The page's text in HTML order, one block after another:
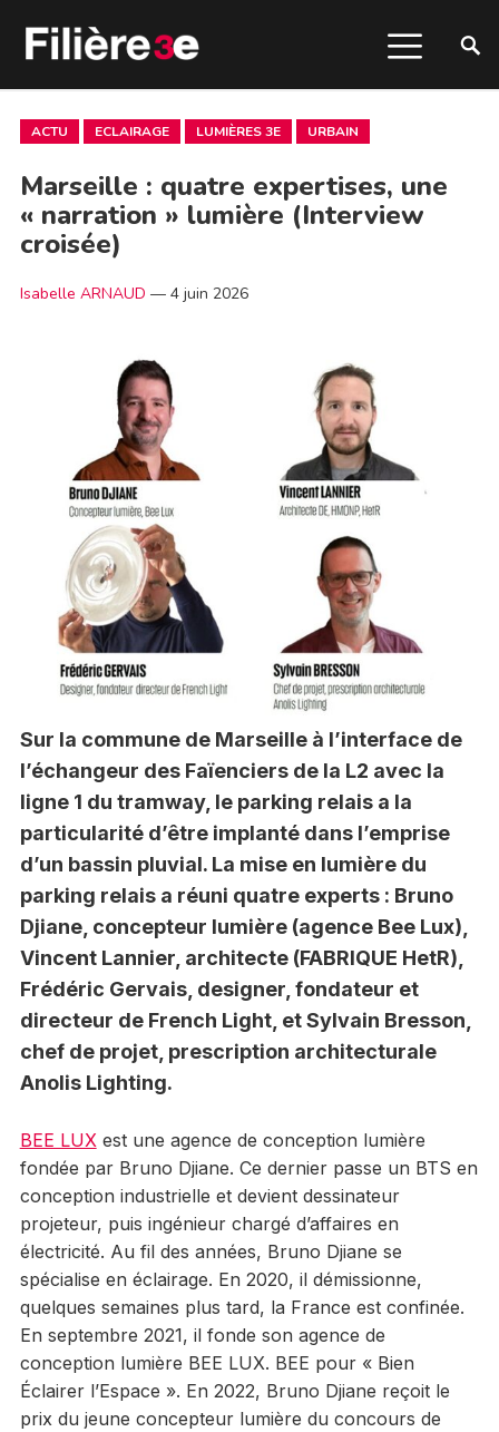
ACTU ECLAIRAGE LUMIÈRES 3E URBAIN
Marseille : quatre expertises, une
« narration » lumière (Interview
croisée)
Isabelle ARNAUD — 4 juin 2026
Sur la commune de Marseille à l’interface de
l’échangeur des Faïenciers de la L2 avec la
ligne 1 du tramway, le parking relais a la
particularité d’être implanté dans l’emprise
d’un bassin pluvial. La mise en lumière du
parking relais a réuni quatre experts : Bruno
Djiane, concepteur lumière (agence Bee Lux),
Vincent Lannier, architecte (FABRIQUE HetR),
Frédéric Gervais, designer, fondateur et
directeur de French Light, et Sylvain Bresson,
chef de projet, prescription architecturale
Anolis Lighting.
BEE LUXest une agence de conception lumière
fondée par Bruno Djiane. Ce dernier passe un BTS en
conception industrielle et devient dessinateur
projeteur, puis ingénieur chargé d’affaires en
électricité. Au fil des années, Bruno Djiane se
spécialise en éclairage. En 2020, il démissionne,
quelques semaines plus tard, la France est confinée.
En septembre 2021, il fonde son agence de
conception lumière BEE LUX. BEE pour « Bien
Éclairer l’Espace ». En 2022, Bruno Djiane reçoit le
prix du jeune concepteur lumière du concours de